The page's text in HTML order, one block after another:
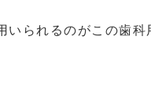
られるのがこの歯科